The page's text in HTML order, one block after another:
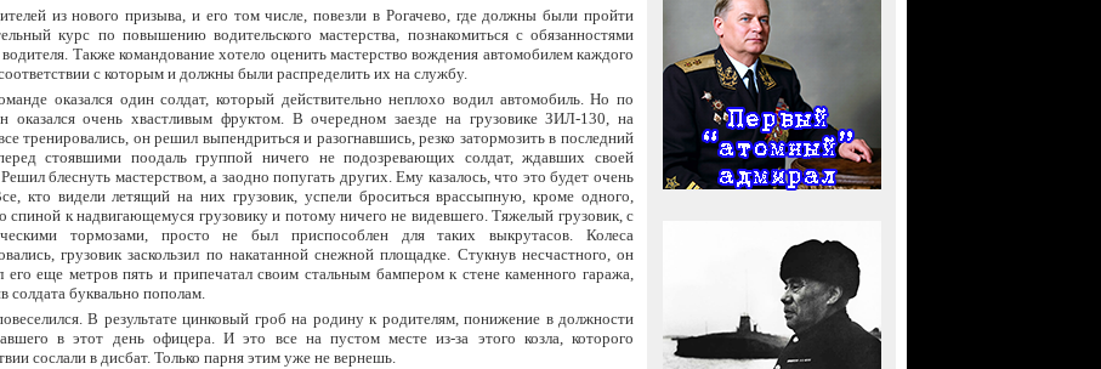
из нового призыва, и его том числе, повезли в Рогачево, где должны были пройти
курс по повышению водительского мастерства, познакомиться с обязанностями
Также командование хотело оценить мастерство вождения автомобилем каждого
с которым и должны были распределить их на службу.
оказался один солдат, который действительно неплохо водил автомобиль. Но по
оказался очень хвастливым фруктом. В очередном заезде на грузовике ЗИЛ-130, на
тренировались, он решил выпендриться и разогнавшись, резко затормозить в последний
стоявшими поодаль группой ничего не подозревающих солдат, ждавших своей
блеснуть мастерством, а заодно попугать других. Ему казалось, что это будет очень
кто видели летящий на них грузовик, успели броситься врассыпную, кроме одного,
спиной к надвигающемуся грузовику и потому ничего не видевшего. Тяжелый грузовик, с
тормозами, просто не был приспособлен для таких выкрутасов. Колеса
грузовик заскользил по накатанной снежной площадке. Стукнув несчастного, он
его еще метров пять и припечатал своим стальным бампером к стене каменного гаража,
солдата буквально пополам.
В результате цинковый гроб на родину к родителям, понижение в должности
в этот день офицера. И это все на пустом месте из-за этого козла, которого
сослали в дисбат. Только парня этим уже не вернешь.